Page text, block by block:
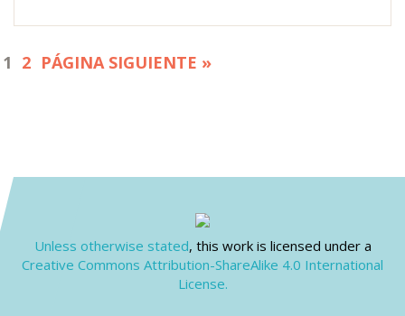
1 2 PÁGINA SIGUIENTE »
Unless otherwise stated, this work is licensed under a
Creative Commons Attribution-ShareAlike 4.0 International
License.